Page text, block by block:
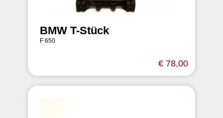
BMW T-Stück
F 650
€ 78,00